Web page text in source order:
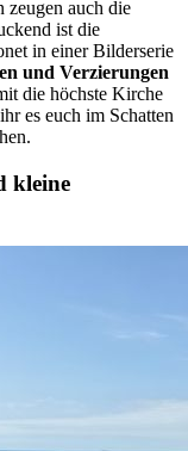
zeugen auch die
ist die
in einer Bilderserie
und Verzierungen
die höchste Kirche
es euch im Schatten
kleine